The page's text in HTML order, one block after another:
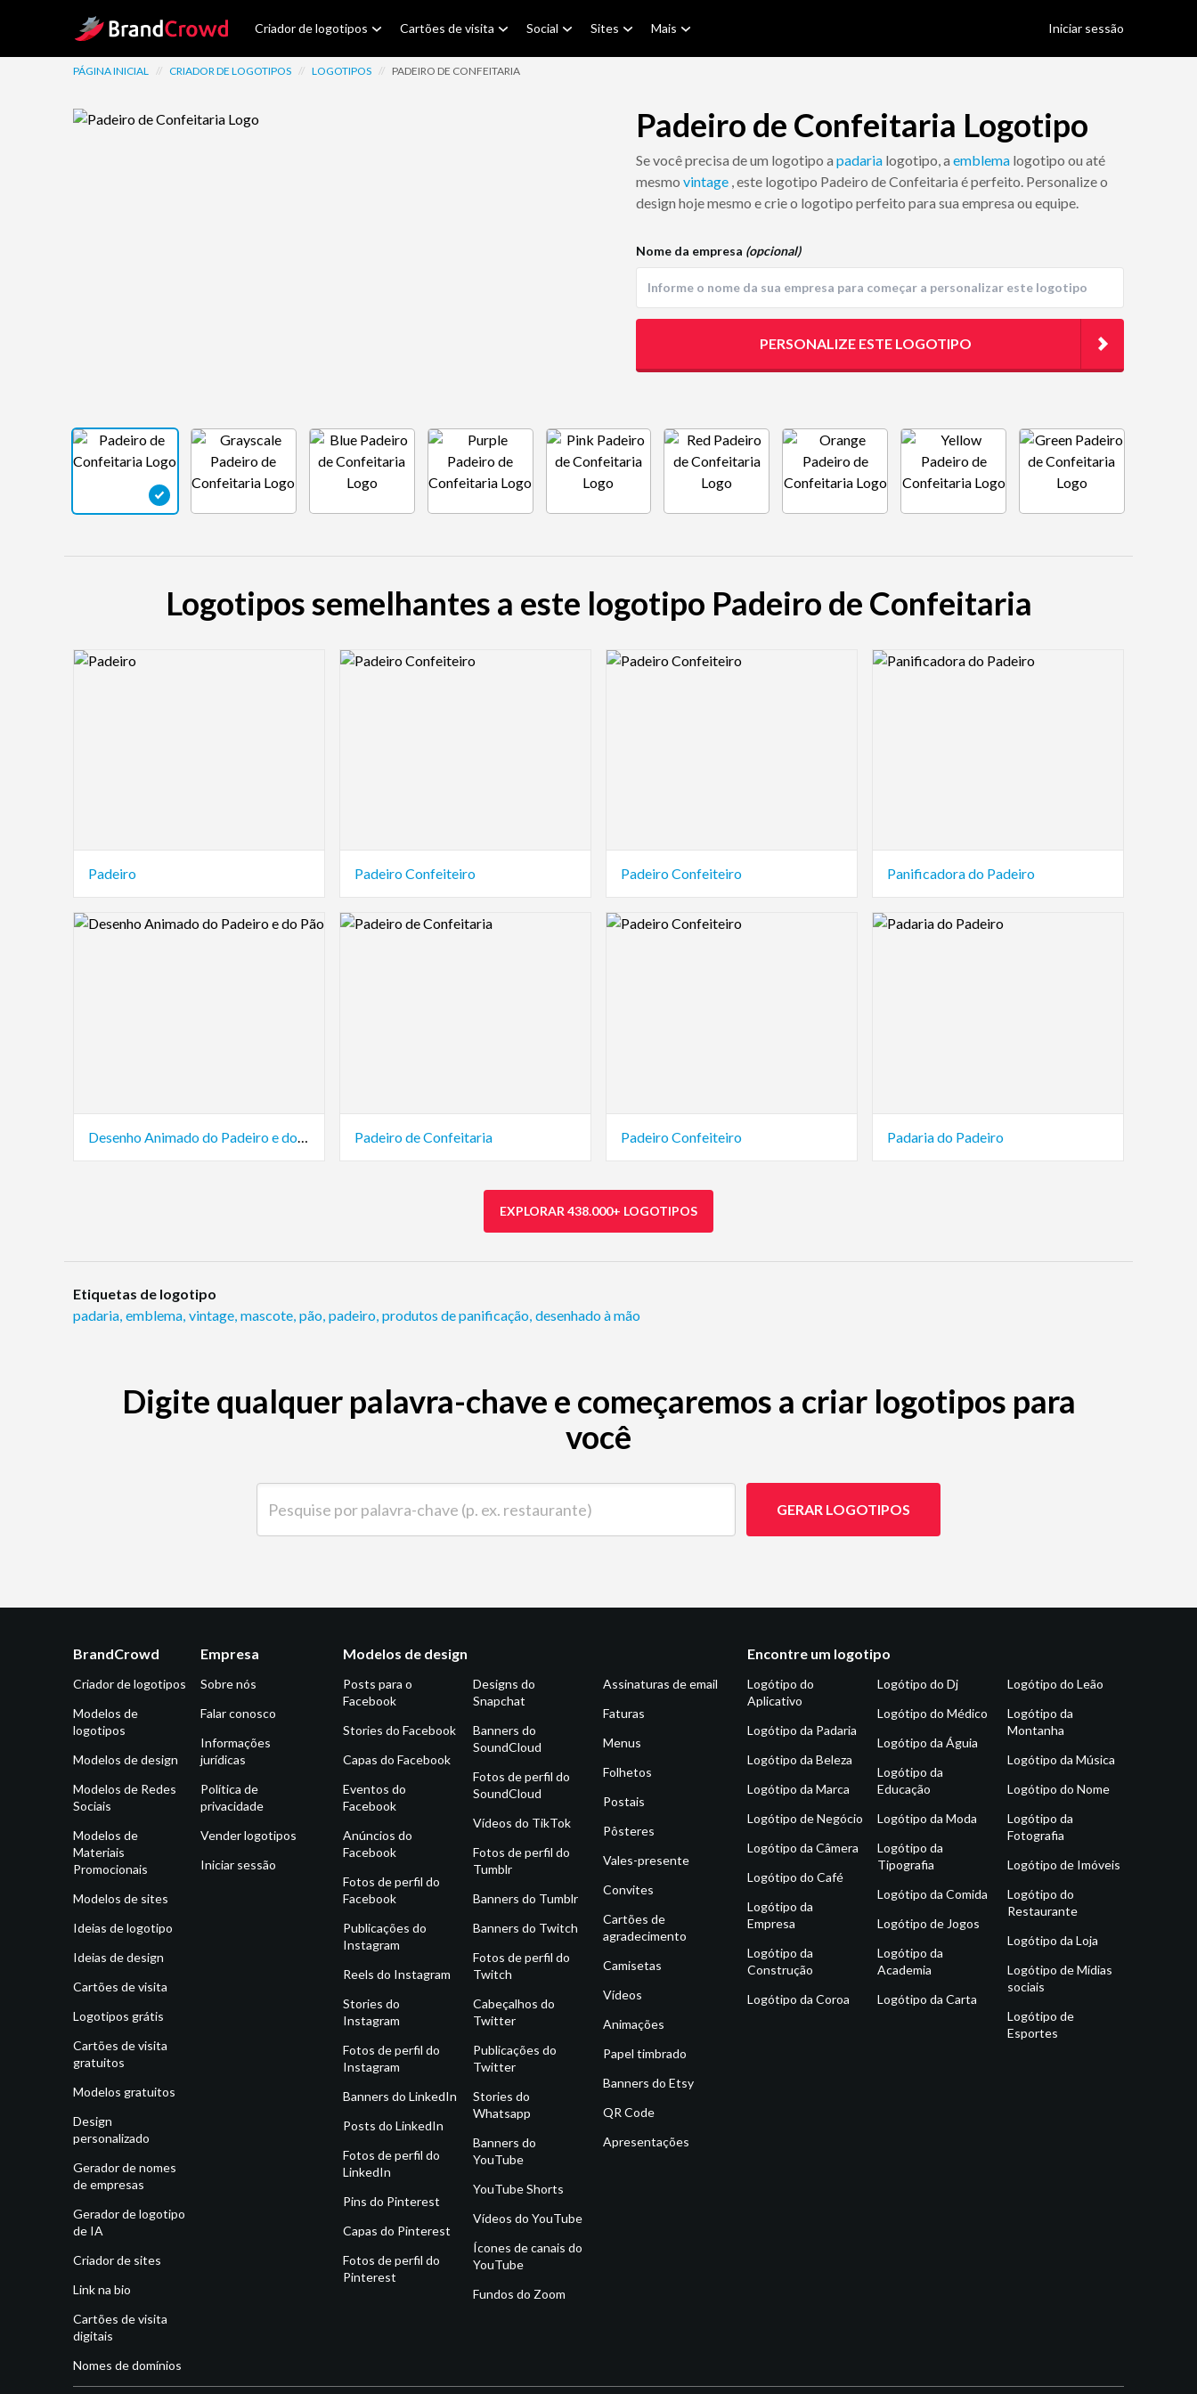
Site Logo Criador de logotipos Cartões de visita Social Sites Mais Iniciar sessão
PÁGINA INICIAL // CRIADOR DE LOGOTIPOS // LOGOTIPOS // PADEIRO DE CONFEITARIA
Padeiro de Confeitaria Logotipo
Se você precisa de um logotipo a padaria logotipo, a emblema logotipo ou até
mesmo vintage , este logotipo Padeiro de Confeitaria é perfeito. Personalize o
design hoje mesmo e crie o logotipo perfeito para sua empresa ou equipe.
Nome da empresa (opcional)
PERSONALIZE ESTE LOGOTIPO
Logotipos semelhantes a este logotipo Padeiro de Confeitaria
Logo Preview Image
Padeiro
Logo Preview Image
Padeiro Confeiteiro
Logo Preview Image
Padeiro Confeiteiro
Logo Preview Image
Panificadora do Padeiro
Logo Preview Image
Desenho Animado do Padeiro e do Pão
Logo Preview Image
Padeiro de Confeitaria
Logo Preview Image
Padeiro Confeiteiro
Logo Preview Image
Padaria do Padeiro
EXPLORAR 438.000+ LOGOTIPOS
Etiquetas de logotipo
padaria, emblema, vintage, mascote, pão, padeiro, produtos de panificação, desenhado à mão
Digite qualquer palavra-chave e começaremos a criar logotipos para
você
GERAR LOGOTIPOS
BrandCrowd
Criador de logotipos
Modelos de
logotipos
Modelos de design
Modelos de Redes
Sociais
Modelos de
Materiais
Promocionais
Modelos de sites
Ideias de logotipo
Ideias de design
Cartões de visita
Logotipos grátis
Cartões de visita
gratuitos
Modelos gratuitos
Design
personalizado
Gerador de nomes
de empresas
Gerador de logotipo
de IA
Criador de sites
Link na bio
Cartões de visita
digitais
Nomes de domínios
Empresa
Sobre nós
Falar conosco
Informações
jurídicas
Política de
privacidade
Vender logotipos
Iniciar sessão
Modelos de design
Posts para o
Facebook
Stories do Facebook
Capas do Facebook
Eventos do
Facebook
Anúncios do
Facebook
Fotos de perfil do
Facebook
Publicações do
Instagram
Reels do Instagram
Stories do
Instagram
Fotos de perfil do
Instagram
Banners do LinkedIn
Posts do LinkedIn
Fotos de perfil do
LinkedIn
Pins do Pinterest
Capas do Pinterest
Fotos de perfil do
Pinterest
Designs do
Snapchat
Banners do
SoundCloud
Fotos de perfil do
SoundCloud
Vídeos do TikTok
Fotos de perfil do
Tumblr
Banners do Tumblr
Banners do Twitch
Fotos de perfil do
Twitch
Cabeçalhos do
Twitter
Publicações do
Twitter
Stories do
Whatsapp
Banners do
YouTube
YouTube Shorts
Vídeos do YouTube
Ícones de canais do
YouTube
Fundos do Zoom
Assinaturas de email
Faturas
Menus
Folhetos
Postais
Pôsteres
Vales-presente
Convites
Cartões de
agradecimento
Camisetas
Vídeos
Animações
Papel timbrado
Banners do Etsy
QR Code
Apresentações
Encontre um logotipo
Logótipo do
Aplicativo
Logótipo da Padaria
Logótipo da Beleza
Logótipo da Marca
Logótipo de Negócio
Logótipo da Câmera
Logótipo do Café
Logótipo da
Empresa
Logótipo da
Construção
Logótipo da Coroa
Logótipo do Dj
Logótipo do Médico
Logótipo da Águia
Logótipo da
Educação
Logótipo da Moda
Logótipo da
Tipografia
Logótipo da Comida
Logótipo de Jogos
Logótipo da
Academia
Logótipo da Carta
Logótipo do Leão
Logótipo da
Montanha
Logótipo da Música
Logótipo do Nome
Logótipo da
Fotografia
Logótipo de Imóveis
Logótipo do
Restaurante
Logótipo da Loja
Logótipo de Mídias
sociais
Logótipo de
Esportes